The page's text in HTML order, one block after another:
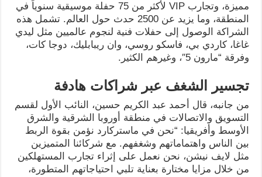
مميزة، وتجارب VIP لأكثر من 75 حفلة موسيقية سنوياً في
المنطقة، وما يزيد عن 2500 حدث حول العالم. تشمل هذه
الشراكة الوصول إلى حفلات فنية لنجوم عالميين مثل ليدي
غاغا، كاردي بي، فاسكو روسي، وان ريبابليك، دوجا كات،
وفرقة “مارون 5″، وغيرهم الكثير.
تجسير الشغف عبر شراكات هادفة
من جانبه، قال أحمد عبد الكريم حسين، النائب الأول لقسم
التسويق والاتصالات في منطقة أوروبا الشرقية والشرق
الأوسط وأفريقيا: “نحن في ماستركارد نؤمن بقوة الربط
بين الناس واهتماماتهم وشغفهم. مع شركائنا المتميزين
مثل لايف نيشن، نحن نعمل على إثراء تجارب المستهلكين
من خلال مزايا مختارة بعناية تلبي احتياجاتهم المتطورة،